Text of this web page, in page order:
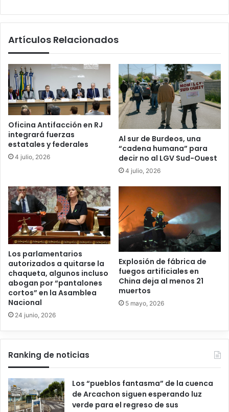
Artículos Relacionados
Oficina Antifacción en RJ
integrará fuerzas
estatales y federales
4 julio, 2026
Al sur de Burdeos, una
“cadena humana” para
decir no al LGV Sud-Ouest
4 julio, 2026
Los parlamentarios
autorizados a quitarse la
chaqueta, algunos incluso
abogan por “pantalones
cortos” en la Asamblea
Nacional
24 junio, 2026
Explosión de fábrica de
fuegos artificiales en
China deja al menos 21
muertos
5 mayo, 2026
Ranking de noticias
Los “pueblos fantasma” de la cuenca
de Arcachon siguen esperando luz
verde para el regreso de sus